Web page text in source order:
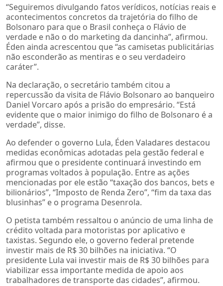
“Seguiremos divulgando fatos verídicos, notícias reais e
acontecimentos concretos da trajetória do filho de
Bolsonaro para que o Brasil conheça o Flávio de
verdade e não o do marketing da dancinha”, afirmou.
Éden ainda acrescentou que “as camisetas publicitárias
não esconderão as mentiras e o seu verdadeiro
caráter”.
Na declaração, o secretário também citou a
repercussão da visita de Flávio Bolsonaro ao banqueiro
Daniel Vorcaro após a prisão do empresário. “Está
evidente que o maior inimigo do filho de Bolsonaro é a
verdade”, disse.
Ao defender o governo Lula, Éden Valadares destacou
medidas econômicas adotadas pela gestão federal e
afirmou que o presidente continuará investindo em
programas voltados à população. Entre as ações
mencionadas por ele estão “taxação dos bancos, bets e
bilionários”, “Imposto de Renda Zero”, “fim da taxa das
blusinhas” e o programa Desenrola.
O petista também ressaltou o anúncio de uma linha de
crédito voltada para motoristas por aplicativo e
taxistas. Segundo ele, o governo federal pretende
investir mais de R$ 30 bilhões na iniciativa. “O
presidente Lula vai investir mais de R$ 30 bilhões para
viabilizar essa importante medida de apoio aos
trabalhadores de transporte das cidades”, afirmou.